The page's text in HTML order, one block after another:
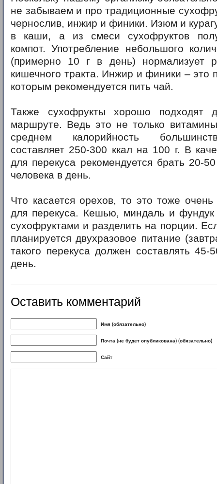
не забываем и про традиционные
чернослив, инжир и финики. Изюм и
в каши, а из смеси сухофруктов
компот. Употребление небольшого
(примерно 10 г в день) нормализует
кишечного тракта. Инжир и финики – это
которым рекомендуется пить чай.
Также сухофрукты хорошо подходят
маршруте. Ведь это не только
среднем калорийность
составляет 250-300 ккал на 100 г. В
для перекуса рекомендуется брать 20-
человека в день.
Что касается орехов, то это тоже очень
для перекуса. Кешью, миндаль и
сухофруктами и разделить на порции.
планируется двухразовое питание
такого перекуса должен составлять 45-
день.
Оставить комментарий
Имя (обязательно)
Почта (не будет опубликована) (обязательно)
Сайт